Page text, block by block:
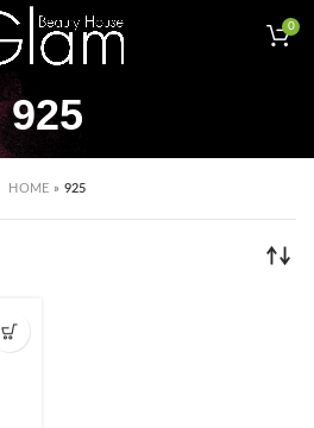
0
925
HOME » 925